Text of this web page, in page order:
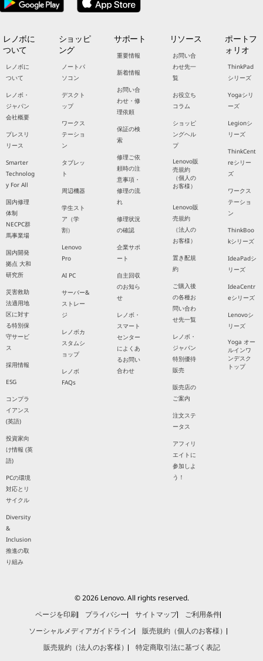
レノボに
ついて
レノボに
ついて
レノボ・
ジャパン
会社概要
プレスリ
リース
Smarter
Technolog
y For All
国内修理
体制
NECPC群
馬事業場
国内開発
拠点 大和
研究所
災害救助
法適用地
区に対す
る特別保
守サービ
ス
採用情報
ESG
コンプラ
イアンス
(英語)
投資家向
け情報 (英
語)
PCの環境
対応とリ
サイクル
Diversity
&
Inclusion
推進の取
り組み
ショッピ
ング
ノートパ
ソコン
デスクト
ップ
ワークス
テーショ
ン
タブレッ
ト
周辺機器
学生スト
ア（学
割）
Lenovo
Pro
AI PC
サーバー&
ストレー
ジ
レノボカ
スタムシ
ョップ
レノボ
FAQs
サポート
重要情報
新着情報
お問い合
わせ・修
理依頼
保証の検
索
修理ご依
頼時の注
意事項・
修理の流
れ
修理状況
の確認
企業サポ
ート
自主回収
のお知ら
せ
レノボ・
スマート
センター
によくあ
るお問い
合わせ
リソース
お問い合
わせ先一
覧
お役立ち
コラム
ショッピ
ングヘル
プ
Lenovo販
売規約
（個人の
お客様）
Lenovo販
売規約
（法人の
お客様）
置き配規
約
ご購入後
の各種お
問い合わ
せ先一覧
レノボ・
ジャパン
特別優待
販売
販売店の
ご案内
注文ステ
ータス
アフィリ
エイトに
参加しよ
う！
ポートフ
ォリオ
ThinkPad
シリーズ
Yogaシリ
ーズ
Legionシ
リーズ
ThinkCent
reシリー
ズ
ワークス
テーショ
ン
ThinkBoo
kシリーズ
IdeaPadシ
リーズ
IdeaCentr
eシリーズ
Lenovoシ
リーズ
Yoga オー
ルインワ
ンデスク
トップ
© 2026 Lenovo. All rights reserved.
ページを印刷
プライバシー サイトマップ
ご利用条件
ソーシャルメディアガイドライン
販売規約（個人のお客様）
販売規約（法人のお客様）
特定商取引法に基づく表記